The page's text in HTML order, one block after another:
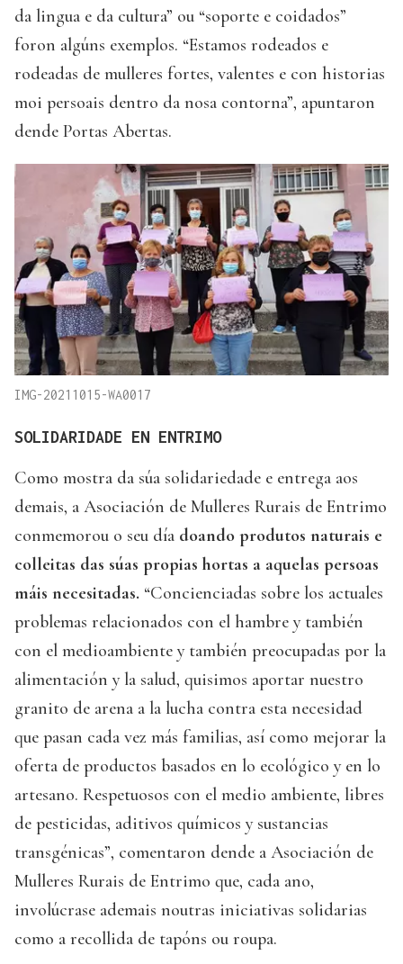
da lingua e da cultura” ou “soporte e coidados”
foron algúns exemplos. “Estamos rodeados e
rodeadas de mulleres fortes, valentes e con historias
moi persoais dentro da nosa contorna”, apuntaron
dende Portas Abertas.
IMG-20211015-WA0017
SOLIDARIDADE EN ENTRIMO
Como mostra da súa solidariedade e entrega aos
demais, a Asociación de Mulleres Rurais de Entrimo
conmemorou o seu día doando produtos naturais e
colleitas das súas propias hortas a aquelas persoas
máis necesitadas. “Concienciadas sobre los actuales
problemas relacionados con el hambre y también
con el medioambiente y también preocupadas por la
alimentación y la salud, quisimos aportar nuestro
granito de arena a la lucha contra esta necesidad
que pasan cada vez más familias, así como mejorar la
oferta de productos basados en lo ecológico y en lo
artesano. Respetuosos con el medio ambiente, libres
de pesticidas, aditivos químicos y sustancias
transgénicas”, comentaron dende a Asociación de
Mulleres Rurais de Entrimo que, cada ano,
involúcrase ademais noutras iniciativas solidarias
como a recollida de tapóns ou roupa.